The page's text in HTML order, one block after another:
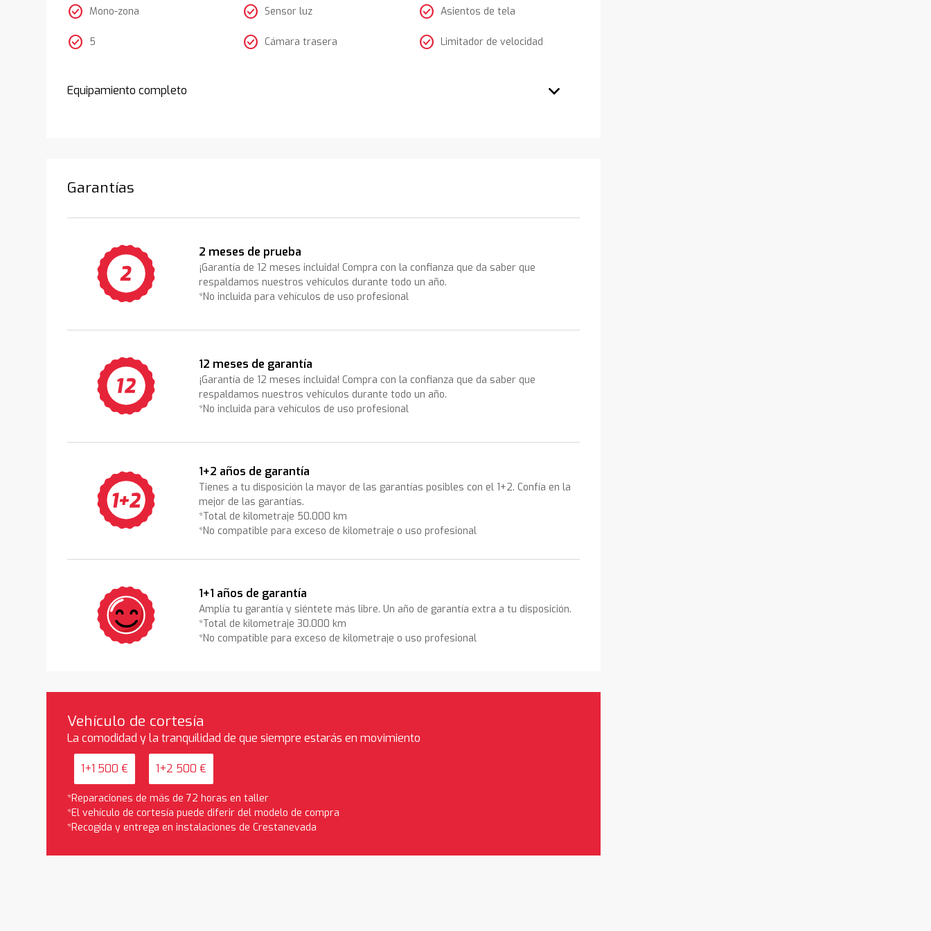
check_circle Mono-zona
check_circle 5
check_circle Sensor luz
check_circle Cámara trasera
check_circle Asientos de tela
check_circle Limitador de velocidad
Equipamiento completo
Garantías
2 meses de prueba
¡Garantía de 12 meses incluida! Compra con la confianza que da saber que
respaldamos nuestros vehículos durante todo un año.
*No incluida para vehículos de uso profesional
12 meses de garantía
¡Garantía de 12 meses incluida! Compra con la confianza que da saber que
respaldamos nuestros vehículos durante todo un año.
*No incluida para vehículos de uso profesional
1+2 años de garantía
Tienes a tu disposición la mayor de las garantías posibles con el 1+2. Confía en la
mejor de las garantías.
*Total de kilometraje 50.000 km
*No compatible para exceso de kilometraje o uso profesional
1+1 años de garantía
Amplía tu garantía y siéntete más libre. Un año de garantía extra a tu disposición.
*Total de kilometraje 30.000 km
*No compatible para exceso de kilometraje o uso profesional
Vehículo de cortesía
La comodidad y la tranquilidad de que siempre estarás en movimiento
1+1 500 € 1+2 500 €
*Reparaciones de más de 72 horas en taller
*El vehículo de cortesía puede diferir del modelo de compra
*Recogida y entrega en instalaciones de Crestanevada